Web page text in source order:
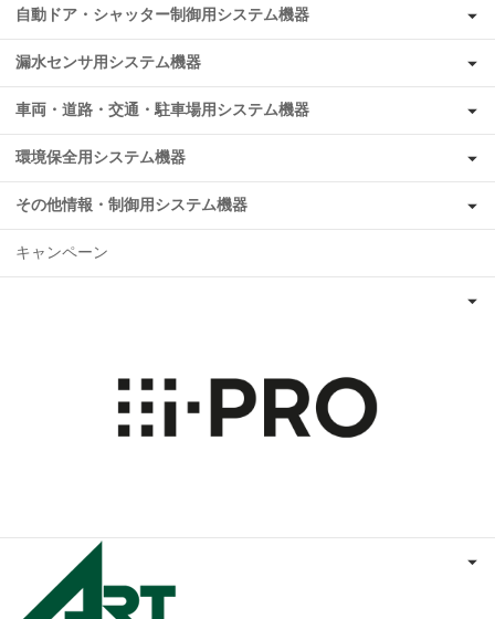
自動ドア・シャッター制御用システム機器
漏水センサ用システム機器
車両・道路・交通・駐車場用システム機器
環境保全用システム機器
その他情報・制御用システム機器
キャンペーン